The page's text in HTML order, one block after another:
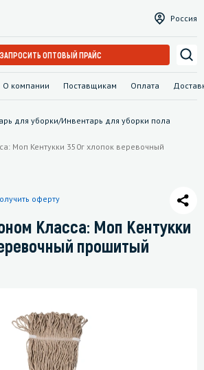
О компании Поставщикам Оплата
Россия
ЗАПРОСИТЬ ОПТОВЫЙ ПРАЙС
для уборки/Инвентарь для уборки пола
Моп Кентукки 350г хлопок веревочный
оферту
Класса: Моп Кентукки
прошитый